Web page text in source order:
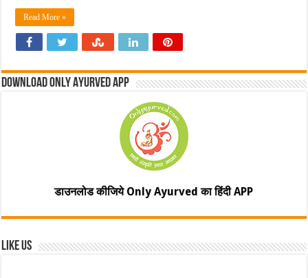
Read More »
Download Only Ayurved App
डाउनलोड कीजिये Only Ayurved का हिंदी APP
Like Us